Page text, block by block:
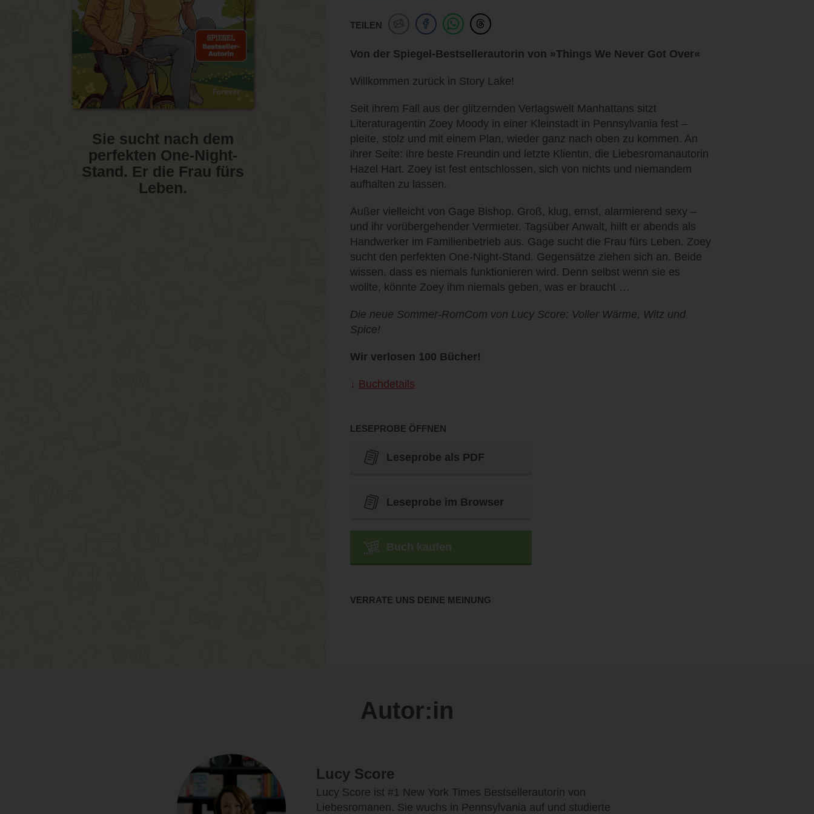
Sie sucht nach dem
perfekten One-Night-
Stand. Er die Frau fürs
Leben.
TEILEN
Von der Spiegel-Bestsellerautorin von »Things We Never Got Over«
Willkommen zurück in Story Lake!
Seit ihrem Fall aus der glitzernden Verlagswelt Manhattans sitzt
Literaturagentin Zoey Moody in einer Kleinstadt in Pennsylvania fest –
pleite, stolz und mit einem Plan, wieder ganz nach oben zu kommen. An
ihrer Seite: ihre beste Freundin und letzte Klientin, die Liebesromanautorin
Hazel Hart. Zoey ist fest entschlossen, sich von nichts und niemandem
aufhalten zu lassen.
Außer vielleicht von Gage Bishop. Groß, klug, ernst, alarmierend sexy –
und ihr vorübergehender Vermieter. Tagsüber Anwalt, hilft er abends als
Handwerker im Familienbetrieb aus. Gage sucht die Frau fürs Leben. Zoey
sucht den perfekten One-Night-Stand. Gegensätze ziehen sich an. Beide
wissen, dass es niemals funktionieren wird. Denn selbst wenn sie es
wollte, könnte Zoey ihm niemals geben, was er braucht …
Die neue Sommer-RomCom von Lucy Score: Voller Wärme, Witz und
Spice!
Wir verlosen 100 Bücher!
Buchdetails
LESEPROBE ÖFFNEN
Leseprobe als PDF
Leseprobe im Browser
Buch kaufen
VERRATE UNS DEINE MEINUNG
Autor:in
Lucy Score
Lucy Score ist #1 New York Times Bestsellerautorin von
Liebesromanen. Sie wuchs in Pennsylvania auf und studierte